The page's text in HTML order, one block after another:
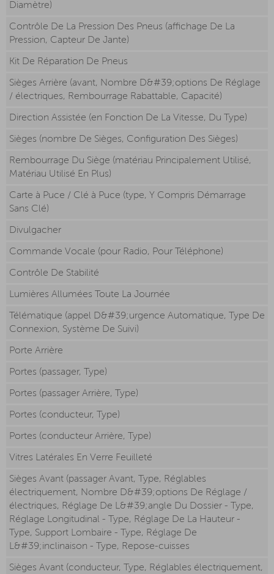
Diamètre)
Contrôle De La Pression Des Pneus (affichage De La
Pression, Capteur De Jante)
Kit De Réparation De Pneus
Sièges Arrière (avant, Nombre D&#39;options De Réglage
/ électriques, Rembourrage Rabattable, Capacité)
Direction Assistée (en Fonction De La Vitesse, Du Type)
Sièges (nombre De Sièges, Configuration Des Sièges)
Rembourrage Du Siège (matériau Principalement Utilisé,
Matériau Utilisé En Plus)
Carte à Puce / Clé à Puce (type, Y Compris Démarrage
Sans Clé)
Divulgacher
Commande Vocale (pour Radio, Pour Téléphone)
Contrôle De Stabilité
Lumières Allumées Toute La Journée
Télématique (appel D&#39;urgence Automatique, Type De
Connexion, Système De Suivi)
Porte Arrière
Portes (passager, Type)
Portes (passager Arrière, Type)
Portes (conducteur, Type)
Portes (conducteur Arrière, Type)
Vitres Latérales En Verre Feuilleté
Sièges Avant (passager Avant, Type, Réglables
électriquement, Nombre D&#39;options De Réglage /
électriques, Réglage De L&#39;angle Du Dossier - Type,
Réglage Longitudinal - Type, Réglage De La Hauteur -
Type, Support Lombaire - Type, Réglage De
L&#39;inclinaison - Type, Repose-cuisses
Sièges Avant (conducteur, Type, Réglables électriquement,